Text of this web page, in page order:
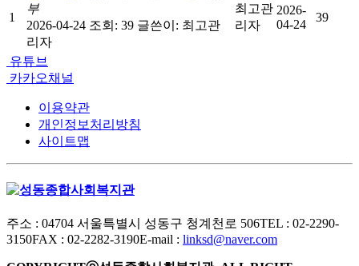
1
부
2026-04-24 조회: 39 글쓴이: 최고관
리자
최고관
리자
2026-
04-24
39
유튜브
카카오채널
이용약관
개인정보처리방침
사이트맵
주소 : 04704 서울특별시 성동구 청계천로 506TEL : 02-2290-
3150FAX : 02-2282-3190E-mail : linksd@naver.com